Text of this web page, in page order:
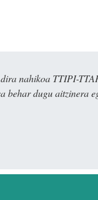
nahikoa TTIPI-
behar dugu aitzinera